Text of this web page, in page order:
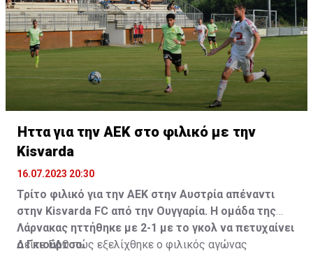
Ήττα για την ΑΕΚ στο φιλικό με την
Kisvarda
16.07.2023 20:30
Τρίτο φιλικό για την ΑΕΚ στην Αυστρία απέναντι
στην Kisvarda FC από την Ουγγαρία. Η ομάδα της
Λάρνακας ηττήθηκε με 2-1 με το γκολ να πετυχαίνει
ο Γκιούρτσο.
ΔείτεΕΔΩπώς εξελίχθηκε ο φιλικός αγώνας